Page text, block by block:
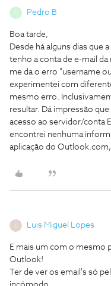
Pedro B
Boa tarde,
Desde há alguns dias que
tenho a conta de e-mail
me da o erro "username
experimentei com
mesmo erro.
resultar. Dá impressão
acesso ao servidor/conta
encontrei nenhuma
aplicação do
Luis Miguel Lopes
E mais um com o mesmo
Outlook!
Ter de ver os email's só